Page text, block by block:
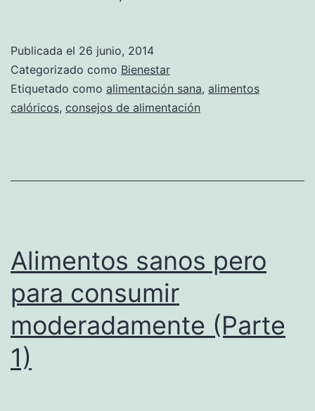
Publicada el 26 junio, 2014
Categorizado como Bienestar
Etiquetado como alimentación sana, alimentos
calóricos, consejos de alimentación
Alimentos sanos pero
para consumir
moderadamente (Parte
1)